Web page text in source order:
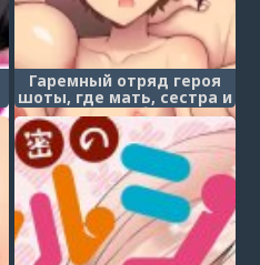
Гаремный отряд героя
шоты, где мать, сестра и
тётя - суккубы (Haha
Ane Oba ga Succubus na
Shota Yuusha Harem
Party)